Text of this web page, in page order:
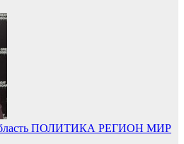
ПОЛИТИКА РЕГИОН МИР